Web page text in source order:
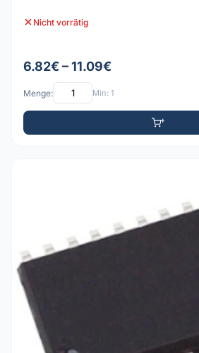
Nicht vorrätig
6.82€ – 11.09€
Menge: Min: 1